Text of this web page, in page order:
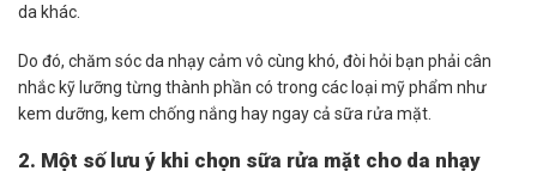
da khác.
Do đó, chăm sóc da nhạy cảm vô cùng khó, đòi hỏi bạn phải cân
nhắc kỹ lưỡng từng thành phần có trong các loại mỹ phẩm như
kem dưỡng, kem chống nắng hay ngay cả sữa rửa mặt.
2. Một số lưu ý khi chọn sữa rửa mặt cho da nhạy